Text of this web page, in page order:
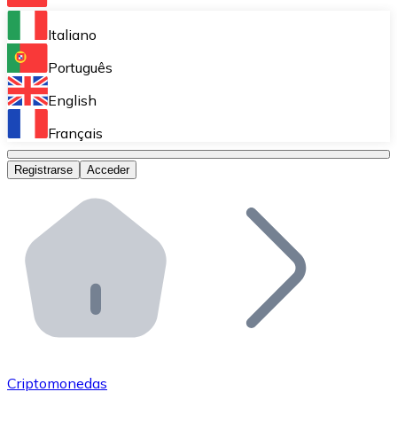
Bitnovo Ramp
Integra nuestra solución en tu plataforma.
Bitnovo Giftcards
Bitnovo OTC
Bitnovo ATM
Integra un ATM Bitnovo en tu negocio y permite que
Bitnovo API
Integra nuestra API en tu ecosistema.
Únete a nuestra red de distribuidores.
Italiano
Português
English
Français
Registrarse Acceder
Criptomonedas